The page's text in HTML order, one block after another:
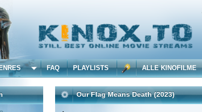
FAQ
Our Flag Means Death (2023)
Klicke hier um diese Seite anzupassen